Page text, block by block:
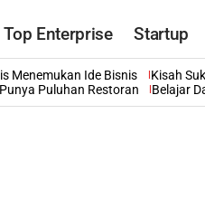
Top Enterprise Startup
Menemukan Ide Bisnis Kisah
Puluhan Restoran Belajar